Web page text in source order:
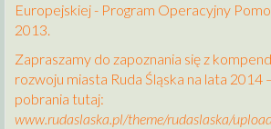
Europejskiej - Program Operacyjny
2013.
Zapraszamy do zapoznania się z
rozwoju miasta Ruda Śląska na lata 2014
pobrania tutaj:
www.rudaslaska.pl/theme/rudaslaska/